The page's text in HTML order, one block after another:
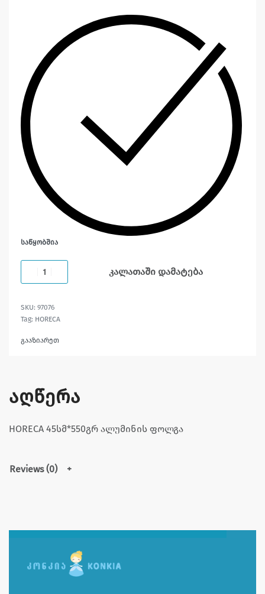
ᲡᲐᲬᲧᲝᲑᲨᲘᲐ
კალათაში დამატება
97076
Tag: HORECA
გააზიარეთ
აღწერა
HORECA 45სმ*550გრ ალუმინის ფოლგა
Reviews (0)